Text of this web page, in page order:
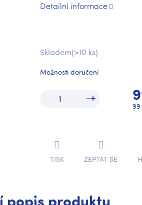
Skladem(>10 ks)
Možnosti doručení
99
Detailní informace
TISK ZEPTAT SE
popis produktu